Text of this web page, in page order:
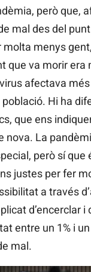
però que,
mal des del
molta menys
que va morir era
afectava
Hi ha
que ens
nova. La
però sí que
justes per fer
a través
d’encerclar i
entre un 1% i
mal.